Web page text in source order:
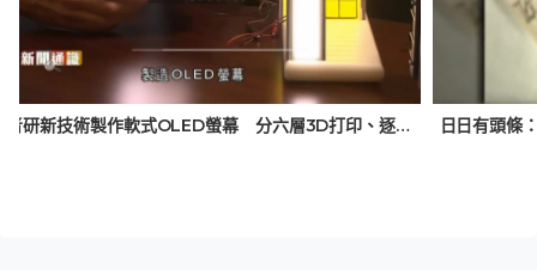
美學者研新技術製作軟式OLED螢幕 分六層3D打印、逐層完成 有望大幅降生產門檻